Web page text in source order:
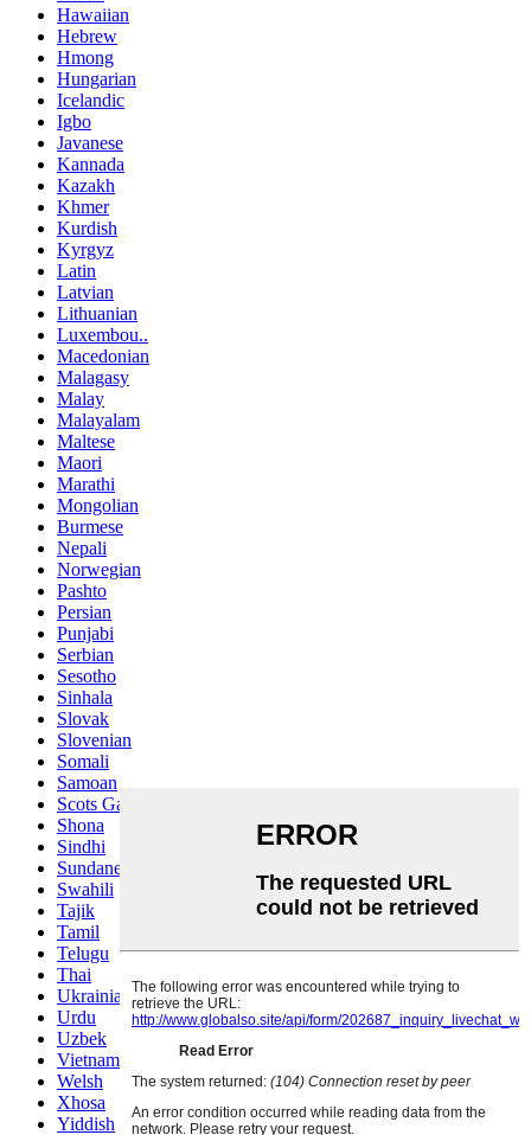
Hawaiian
Hebrew
Hmong
Hungarian
Icelandic
Igbo
Javanese
Kannada
Kazakh
Khmer
Kurdish
Kyrgyz
Latin
Latvian
Lithuanian
Luxembou..
Macedonian
Malagasy
Malay
Malayalam
Maltese
Maori
Marathi
Mongolian
Burmese
Nepali
Norwegian
Pashto
Persian
Punjabi
Serbian
Sesotho
Sinhala
Slovak
Slovenian
Somali
Samoan
Scots Gaelic
Shona
Sindhi
Sundanese
Swahili
Tajik
Tamil
Telugu
Thai
Ukrainian
Urdu
Uzbek
Vietnamese
Welsh
Xhosa
Yiddish